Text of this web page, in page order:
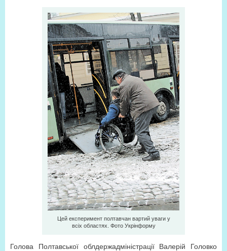
Цей експеримент полтавчан вартий уваги у
всіх областях. Фото Укрiнформу
Голова Полтавської облдержадміністрації Валерій Головко